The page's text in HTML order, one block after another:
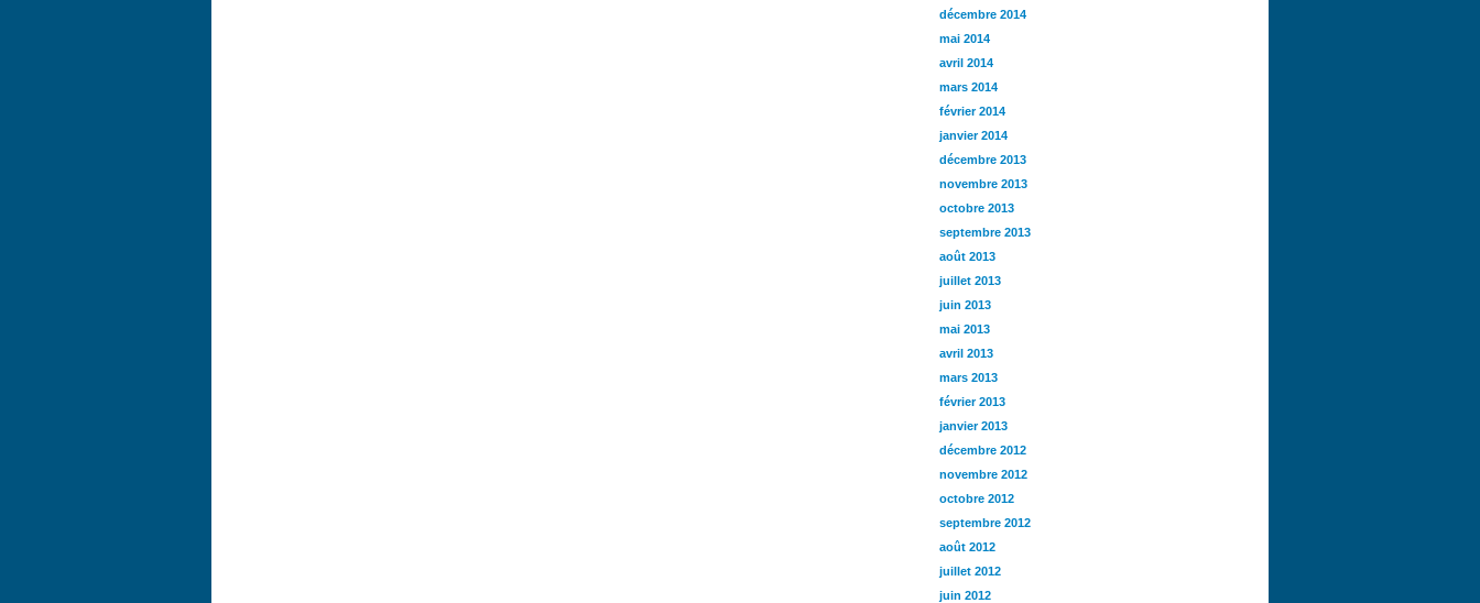
décembre 2014
mai 2014
avril 2014
mars 2014
février 2014
janvier 2014
décembre 2013
novembre 2013
octobre 2013
septembre 2013
août 2013
juillet 2013
juin 2013
mai 2013
avril 2013
mars 2013
février 2013
janvier 2013
décembre 2012
novembre 2012
octobre 2012
septembre 2012
août 2012
juillet 2012
juin 2012